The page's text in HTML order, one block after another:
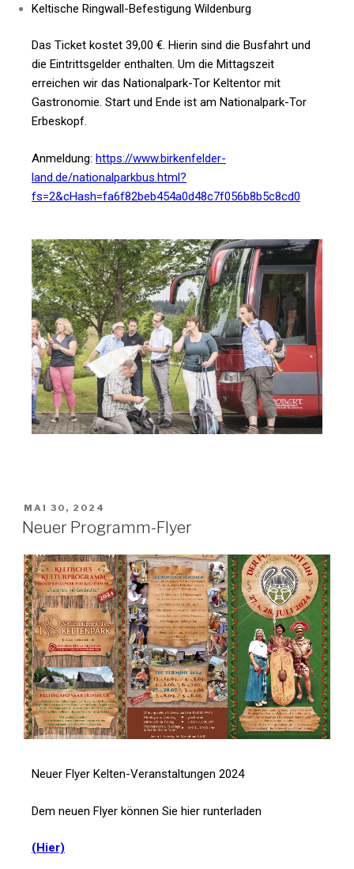
Keltische Ringwall-Befestigung Wildenburg
Das Ticket kostet 39,00 €. Hierin sind die Busfahrt und
die Eintrittsgelder enthalten. Um die Mittagszeit
erreichen wir das Nationalpark-Tor Keltentor mit
Gastronomie. Start und Ende ist am Nationalpark-Tor
Erbeskopf.
Anmeldung: https://www.birkenfelder-
land.de/nationalparkbus.html?
fs=2&cHash=fa6f82beb454a0d48c7f056b8b5c8cd0
MAI 30, 2024
Neuer Programm-Flyer
Neuer Flyer Kelten-Veranstaltungen 2024
Dem neuen Flyer können Sie hier runterladen
(Hier)